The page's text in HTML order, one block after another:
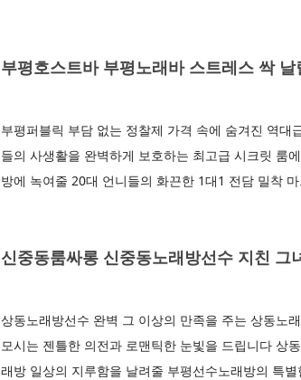
부평호스트바 부평노래바 스트레스 싹
부평퍼블릭 부담 없는 정찰제 가격 속에 숨겨진 역
들의 사생활을 완벽하게 보호하는 최고급 시크릿 룸
방에 녹여줄 20대 언니들의 화끈한 1대1 전담 밀착
신중동룸싸롱 신중동노래방선수 지친
상동노래방선수 완벽 그 이상의 만족을 주는 상동노
모시는 젠틀한 의전과 로맨틱한 눈빛을 드립니다 상
래방 일상의 지루함을 날려줄 부평선수노래방의 특별